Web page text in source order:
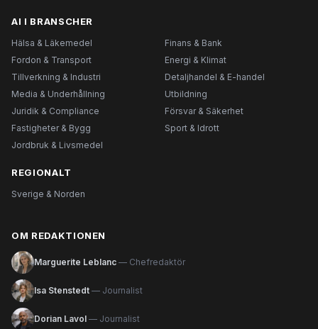
AI I BRANSCHER
Hälsa & Läkemedel
Finans & Bank
Fordon & Transport
Energi & Klimat
Tillverkning & Industri
Detaljhandel & E-handel
Media & Underhållning
Utbildning
Juridik & Compliance
Försvar & Säkerhet
Fastigheter & Bygg
Sport & Idrott
Jordbruk & Livsmedel
REGIONALT
Sverige & Norden
OM REDAKTIONEN
Marguerite Leblanc — Chefredaktör
Isa Stenstedt — Journalist
Dorian Lavol — Journalist